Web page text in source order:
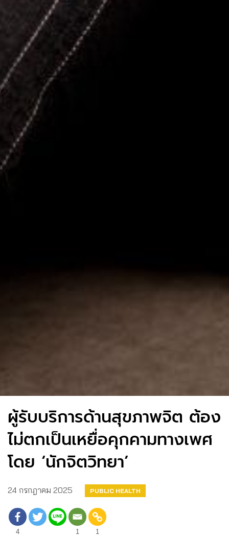
ผู้รับบริการด้านสุขภาพจิต ต้อง
ไม่ตกเป็นเหยื่อคุกคามทางเพศ
โดย ‘นักจิตวิทยา’
24 กรกฎาคม 2025 PUBLIC HEALTH
4 1 1